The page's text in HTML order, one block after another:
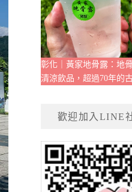
彰化｜黃家地骨露：地
清涼飲品，超過70年的
歡迎加入LINE